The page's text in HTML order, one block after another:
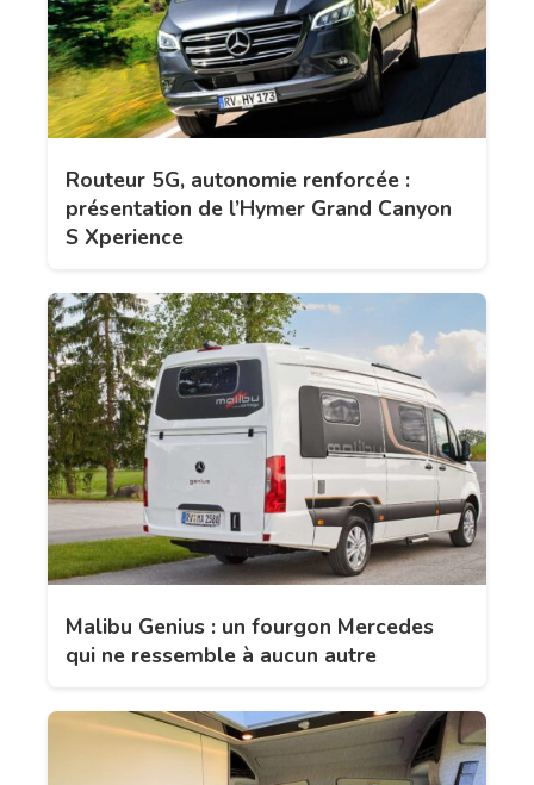
Routeur 5G, autonomie renforcée :
présentation de l’Hymer Grand Canyon
S Xperience
Malibu Genius : un fourgon Mercedes
qui ne ressemble à aucun autre